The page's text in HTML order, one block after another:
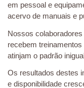
em pessoal e
acervo de manuais e
Nossos
recebem
atinjam o padrão
Os resultados destes
e disponibilidade